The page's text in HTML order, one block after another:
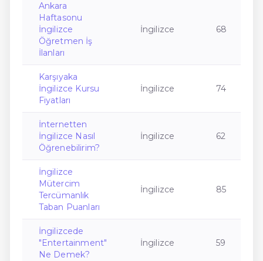
Ankara
Haftasonu
İngilizce
Öğretmen İş
İlanları
İngilizce 68
Karşıyaka
İngilizce Kursu
Fiyatları
İngilizce 74
İnternetten
İngilizce Nasıl
Öğrenebilirim?
İngilizce 62
İngilizce
Mütercim
Tercümanlık
Taban Puanları
İngilizce 85
İngilizcede
"Entertainment"
Ne Demek?
İngilizce 59